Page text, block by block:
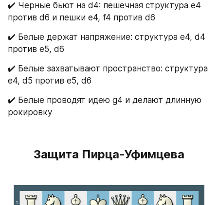
✔️ Черные бьют на d4: пешечная структура е4
против d6 и пешки е4, f4 против d6
✔️ Белые держат напряжение: структура е4, d4
против е5, d6
✔️ Белые захватывают пространство: структура
e4, d5 против е5, d6
✔️ Белые проводят идею g4 и делают длинную
рокировку
Защита Пирца-Уфимцева